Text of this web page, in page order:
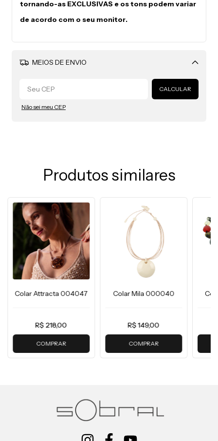
tornando-as EXCLUSIVAS e os tons podem variar
de acordo com o seu monitor.
MEIOS DE ENVIO
Alterar CEP
CALCULAR
Não sei meu CEP
Produtos similares
Colar Attracta 004047
R$ 218,00
COMPRAR
Colar Mila 000040
R$ 149,00
COMPRAR